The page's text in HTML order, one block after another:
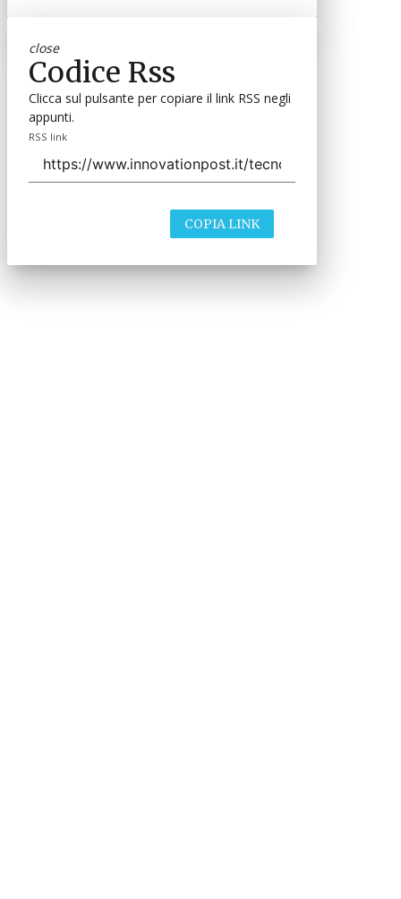
close
Codice Rss
Clicca sul pulsante per copiare il link RSS negli
appunti.
RSS link
COPIA LINK